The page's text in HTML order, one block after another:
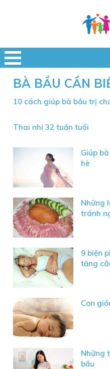
BÀ BẦU CẦN
10 cách giúp bà bầu trị
Thai nhi 32 tuần tuổi
Giúp
hè
Những
tránh
9 biện
tăng
Con
Những
bầu